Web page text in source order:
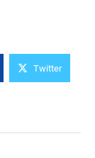
Twitter